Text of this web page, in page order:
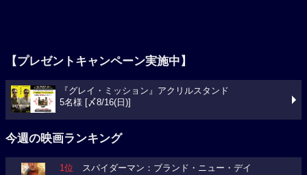
【プレゼントキャンペーン実施中】
『グレイ・ミッション』アクリルスタンド
5名様 [〆8/16(日)]
今週の映画ランキング
1位 スパイダーマン：ブランド・ニュー・デイ